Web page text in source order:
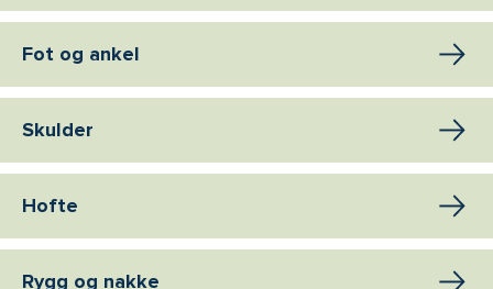
Fot og ankel
Skulder
Hofte
Rygg og nakke